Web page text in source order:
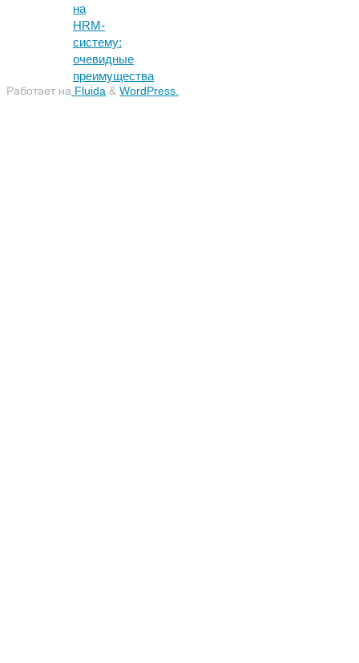
на
HRM-
систему:
очевидные
преимущества
Работает на Fluida & WordPress.